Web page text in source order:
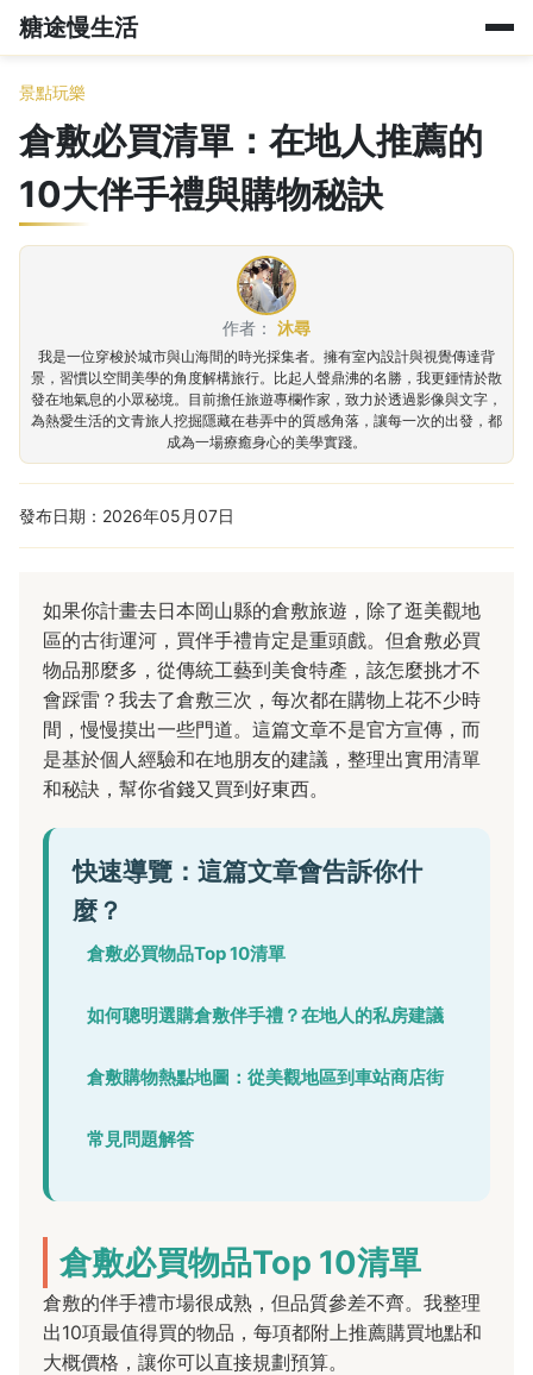
糖途慢生活
景點玩樂
倉敷必買清單：在地人推薦的
10大伴手禮與購物秘訣
作者： 沐尋
我是一位穿梭於城市與山海間的時光採集者。擁有室內設計與視覺傳達背
景，習慣以空間美學的角度解構旅行。比起人聲鼎沸的名勝，我更鍾情於散
發在地氣息的小眾秘境。目前擔任旅遊專欄作家，致力於透過影像與文字，
為熱愛生活的文青旅人挖掘隱藏在巷弄中的質感角落，讓每一次的出發，都
成為一場療癒身心的美學實踐。
發布日期：2026年05月07日
如果你計畫去日本岡山縣的倉敷旅遊，除了逛美觀地
區的古街運河，買伴手禮肯定是重頭戲。但倉敷必買
物品那麼多，從傳統工藝到美食特產，該怎麼挑才不
會踩雷？我去了倉敷三次，每次都在購物上花不少時
間，慢慢摸出一些門道。這篇文章不是官方宣傳，而
是基於個人經驗和在地朋友的建議，整理出實用清單
和秘訣，幫你省錢又買到好東西。
快速導覽：這篇文章會告訴你什
麼？
倉敷必買物品Top 10清單
如何聰明選購倉敷伴手禮？在地人的私房建議
倉敷購物熱點地圖：從美觀地區到車站商店街
常見問題解答
倉敷必買物品Top 10清單
倉敷的伴手禮市場很成熟，但品質參差不齊。我整理
出10項最值得買的物品，每項都附上推薦購買地點和
大概價格，讓你可以直接規劃預算。